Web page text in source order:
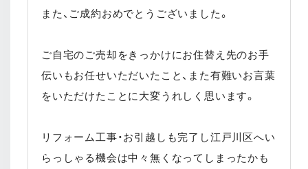
また、ご成約おめでとうございました。
ご自宅のご売却をきっかけにお住替え先のお手
伝いもお任せいただいたこと、また有難いお言葉
をいただけたことに大変うれしく思います。
リフォーム工事・お引越しも完了し江戸川区へい
らっしゃる機会は中々無くなってしまったかも